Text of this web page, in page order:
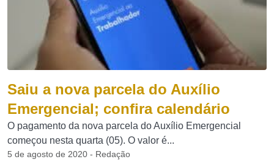
Saiu a nova parcela do Auxílio
Emergencial; confira calendário
O pagamento da nova parcela do Auxílio Emergencial
começou nesta quarta (05). O valor é...
5 de agosto de 2020 - Redação